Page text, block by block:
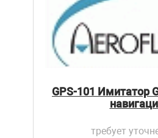
GPS-101 Имитатор
требует